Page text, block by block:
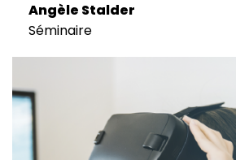
Angèle Stalder
Séminaire